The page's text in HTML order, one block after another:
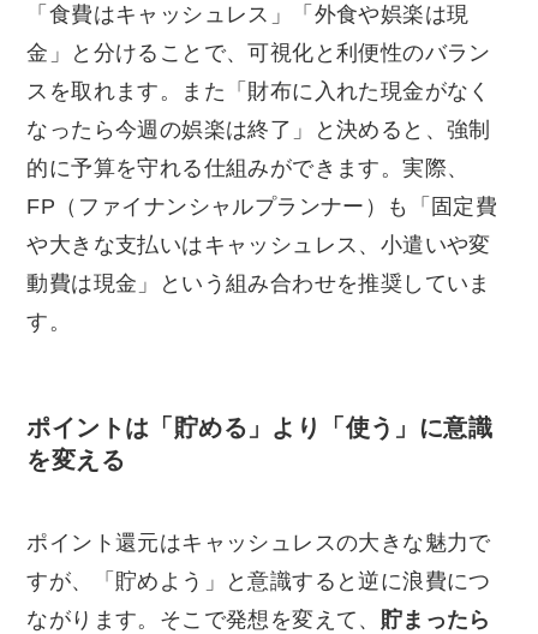
「食費はキャッシュレス」「外食や娯楽は現
金」と分けることで、可視化と利便性のバラン
スを取れます。また「財布に入れた現金がなく
なったら今週の娯楽は終了」と決めると、強制
的に予算を守れる仕組みができます。実際、
FP（ファイナンシャルプランナー）も「固定費
や大きな支払いはキャッシュレス、小遣いや変
動費は現金」という組み合わせを推奨していま
す。
ポイントは「貯める」より「使う」に意識
を変える
ポイント還元はキャッシュレスの大きな魅力で
すが、「貯めよう」と意識すると逆に浪費につ
ながります。そこで発想を変えて、 貯まったら